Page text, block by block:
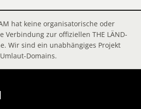
hat keine organisatorische oder
Verbindung zur offiziellen THE LÄND-
Wir sind ein unabhängiges Projekt
Domains.